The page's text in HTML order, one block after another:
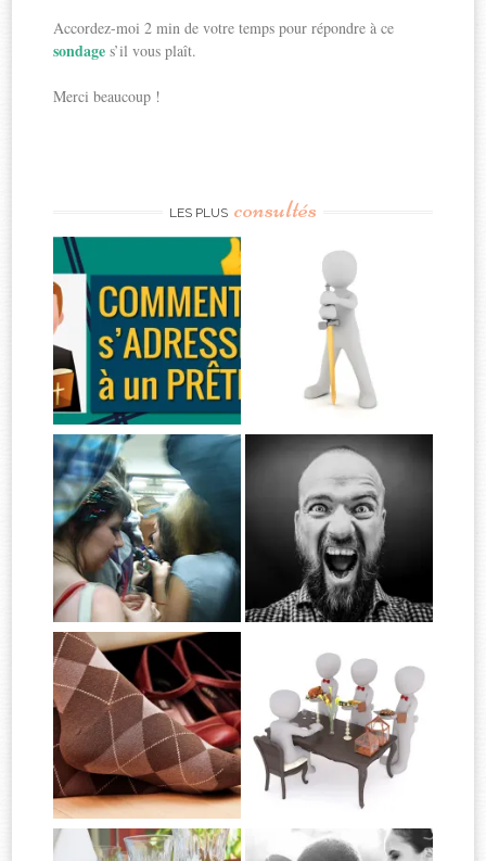
Accordez-moi 2 min de votre temps pour répondre à ce
sondages’il vous plaît.
Merci beaucoup !
LES PLUS consultés